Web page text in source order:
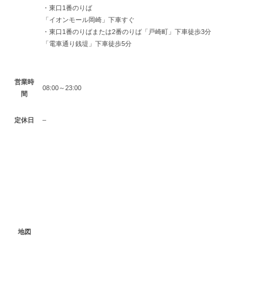
・東口1番のりば
「イオンモール岡崎」下車すぐ
・東口1番のりばまたは2番のりば「戸崎町」下車徒歩3分
「電車通り銭堤」下車徒歩5分
営業時
間
08:00～23:00
定休日 –
地図